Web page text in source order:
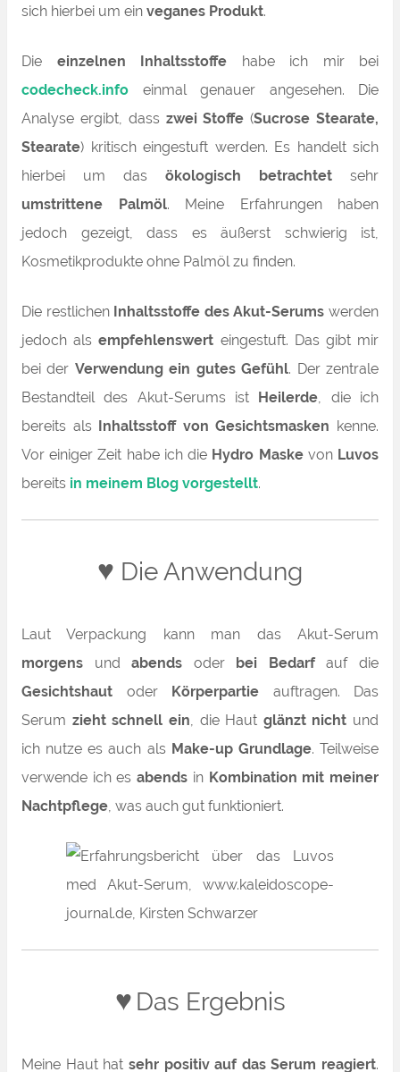
sich hierbei um ein veganes Produkt.
Die einzelnen Inhaltsstoffe habe ich mir bei
codecheck.info einmal genauer angesehen. Die
Analyse ergibt, dass zwei Stoffe (Sucrose Stearate,
Stearate) kritisch eingestuft werden. Es handelt sich
hierbei um das ökologisch betrachtet sehr
umstrittene Palmöl. Meine Erfahrungen haben
jedoch gezeigt, dass es äußerst schwierig ist,
Kosmetikprodukte ohne Palmöl zu finden.
Die restlichen Inhaltsstoffe des Akut-Serums werden
jedoch alsempfehlenswert eingestuft. Das gibt mir
bei der Verwendung ein gutes Gefühl. Der zentrale
Bestandteil des Akut-Serums ist
Heilerde, die ich
bereits als
Inhaltsstoff von Gesichtsmasken kenne.
Vor einiger Zeit habe ich die Hydro Maskevon Luvos
bereits in meinem Blog vorgestellt.
♥ Die Anwendung
Laut Verpackung kann man das Akut-Serum
morgens undabends oder bei Bedarfauf die
Gesichtshaut oder Körperpartie auftragen. Das
Serum zieht schnell ein, die Haut glänzt nicht und
ich nutze es auch als Make-up Grundlage. Teilweise
verwende ich esabends in Kombination mit meiner
Nachtpflege, was auch gut funktioniert.
♥ Das Ergebnis
Meine Haut hat sehr positiv auf das Serum reagiert.